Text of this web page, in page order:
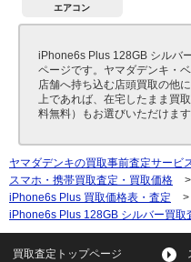
エアコン
iPhone6s Plus 128GB シルバ
ページです。ヤマダデンキ・
店舗へ持ち込む店頭買取の他
上であれば、在宅したまま買
料無料）もお選びいただけます
ヤマダデンキの買取事前査定サービ
スマホ・携帯買取査定・買取価格
>
iPhone6s Plus 買取価格表・査定
>
iPhone6s Plus 128GB シルバー買取
買取査定トップページ